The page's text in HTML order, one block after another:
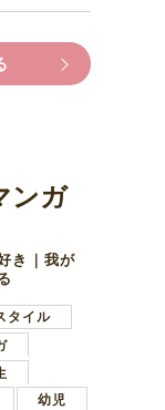
ンガ
き｜我が
タイル
幼児